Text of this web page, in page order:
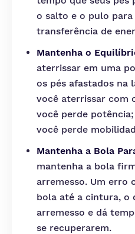
o salto e o pulo para
transferência de
Mantenha o
aterrissar em uma
os pés afastados na
você aterrissar com
você perde
você perde
Mantenha a Bola
mantenha a bola
arremesso. Um erro
bola até a cintura, o
arremesso e dá
se recuperarem.